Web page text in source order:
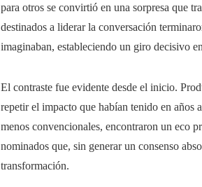
para otros se convirtió en una sorpresa que
destinados a liderar la conversación
imaginaban, estableciendo un giro decisivo
El contraste fue evidente desde el inicio.
repetir el impacto que habían tenido en años
menos convencionales, encontraron un eco
nominados que, sin generar un consenso
transformación.